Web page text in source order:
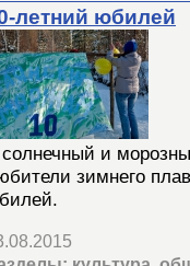
летний юбилей
и
зимнего